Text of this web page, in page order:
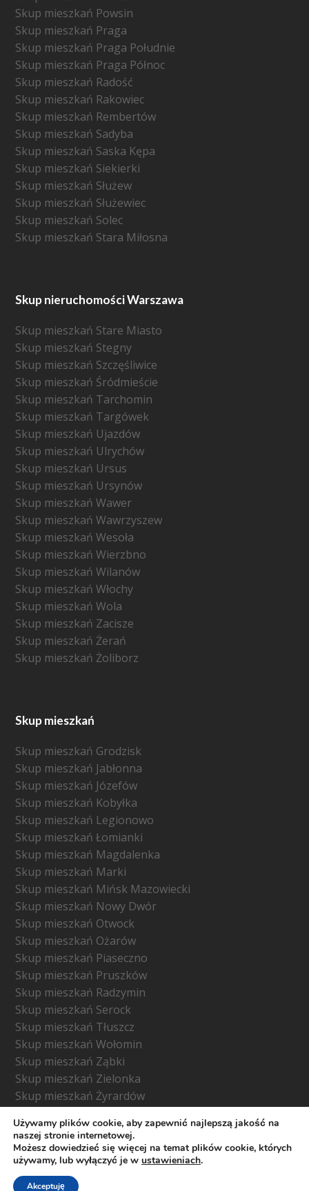
Skup mieszkań Powsin
Skup mieszkań Praga
Skup mieszkań Praga Południe
Skup mieszkań Praga Północ
Skup mieszkań Radość
Skup mieszkań Rakowiec
Skup mieszkań Rembertów
Skup mieszkań Sadyba
Skup mieszkań Saska Kępa
Skup mieszkań Siekierki
Skup mieszkań Służew
Skup mieszkań Służewiec
Skup mieszkań Solec
Skup mieszkań Stara Miłosna
Skup nieruchomości Warszawa
Skup mieszkań Stare Miasto
Skup mieszkań Stegny
Skup mieszkań Szczęśliwice
Skup mieszkań Śródmieście
Skup mieszkań Tarchomin
Skup mieszkań Targówek
Skup mieszkań Ujazdów
Skup mieszkań Ulrychów
Skup mieszkań Ursus
Skup mieszkań Ursynów
Skup mieszkań Wawer
Skup mieszkań Wawrzyszew
Skup mieszkań Wesoła
Skup mieszkań Wierzbno
Skup mieszkań Wilanów
Skup mieszkań Włochy
Skup mieszkań Wola
Skup mieszkań Zacisze
Skup mieszkań Żerań
Skup mieszkań Żoliborz
Skup mieszkań
Skup mieszkań Grodzisk
Skup mieszkań Jabłonna
Skup mieszkań Józefów
Skup mieszkań Kobyłka
Skup mieszkań Legionowo
Skup mieszkań Łomianki
Skup mieszkań Magdalenka
Skup mieszkań Marki
Skup mieszkań Mińsk Mazowiecki
Skup mieszkań Nowy Dwór
Skup mieszkań Otwock
Skup mieszkań Ożarów
Skup mieszkań Piaseczno
Skup mieszkań Pruszków
Skup mieszkań Radzymin
Skup mieszkań Serock
Skup mieszkań Tłuszcz
Skup mieszkań Wołomin
Skup mieszkań Ząbki
Skup mieszkań Zielonka
Skup mieszkań Żyrardów
Używamy plików cookie, aby zapewnić najlepszą jakość na
naszej stronie internetowej.
Możesz dowiedzieć się więcej na temat plików cookie, których
używamy, lub wyłączyć je w ustawieniach.
Akceptuję